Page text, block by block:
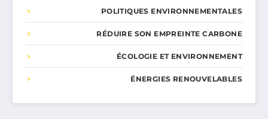
POLITIQUES ENVIRONNEMENTALES
RÉDUIRE SON EMPREINTE CARBONE
ÉCOLOGIE ET ENVIRONNEMENT
ÉNERGIES RENOUVELABLES